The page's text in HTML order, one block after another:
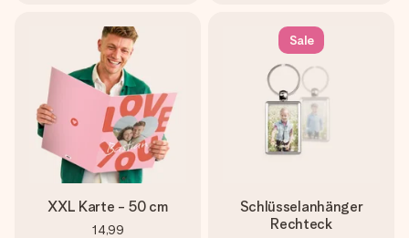
XXL Karte - 50 cm
14,99
Sale
Schlüsselanhänger
Rechteck